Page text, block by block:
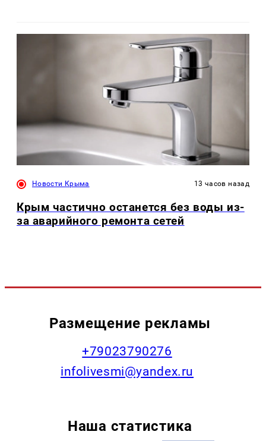
Новости Крыма 13 часов назад
Крым частично останется без воды из-
за аварийного ремонта сетей
Размещение рекламы
+79023790276
infolivesmi@yandex.ru
Наша статистика